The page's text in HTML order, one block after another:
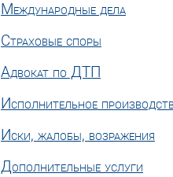
Международные дела
Страховые споры
Адвокат по ДТП
Исполнительное
Иски, жалобы, возражения
Дополнительные услуги